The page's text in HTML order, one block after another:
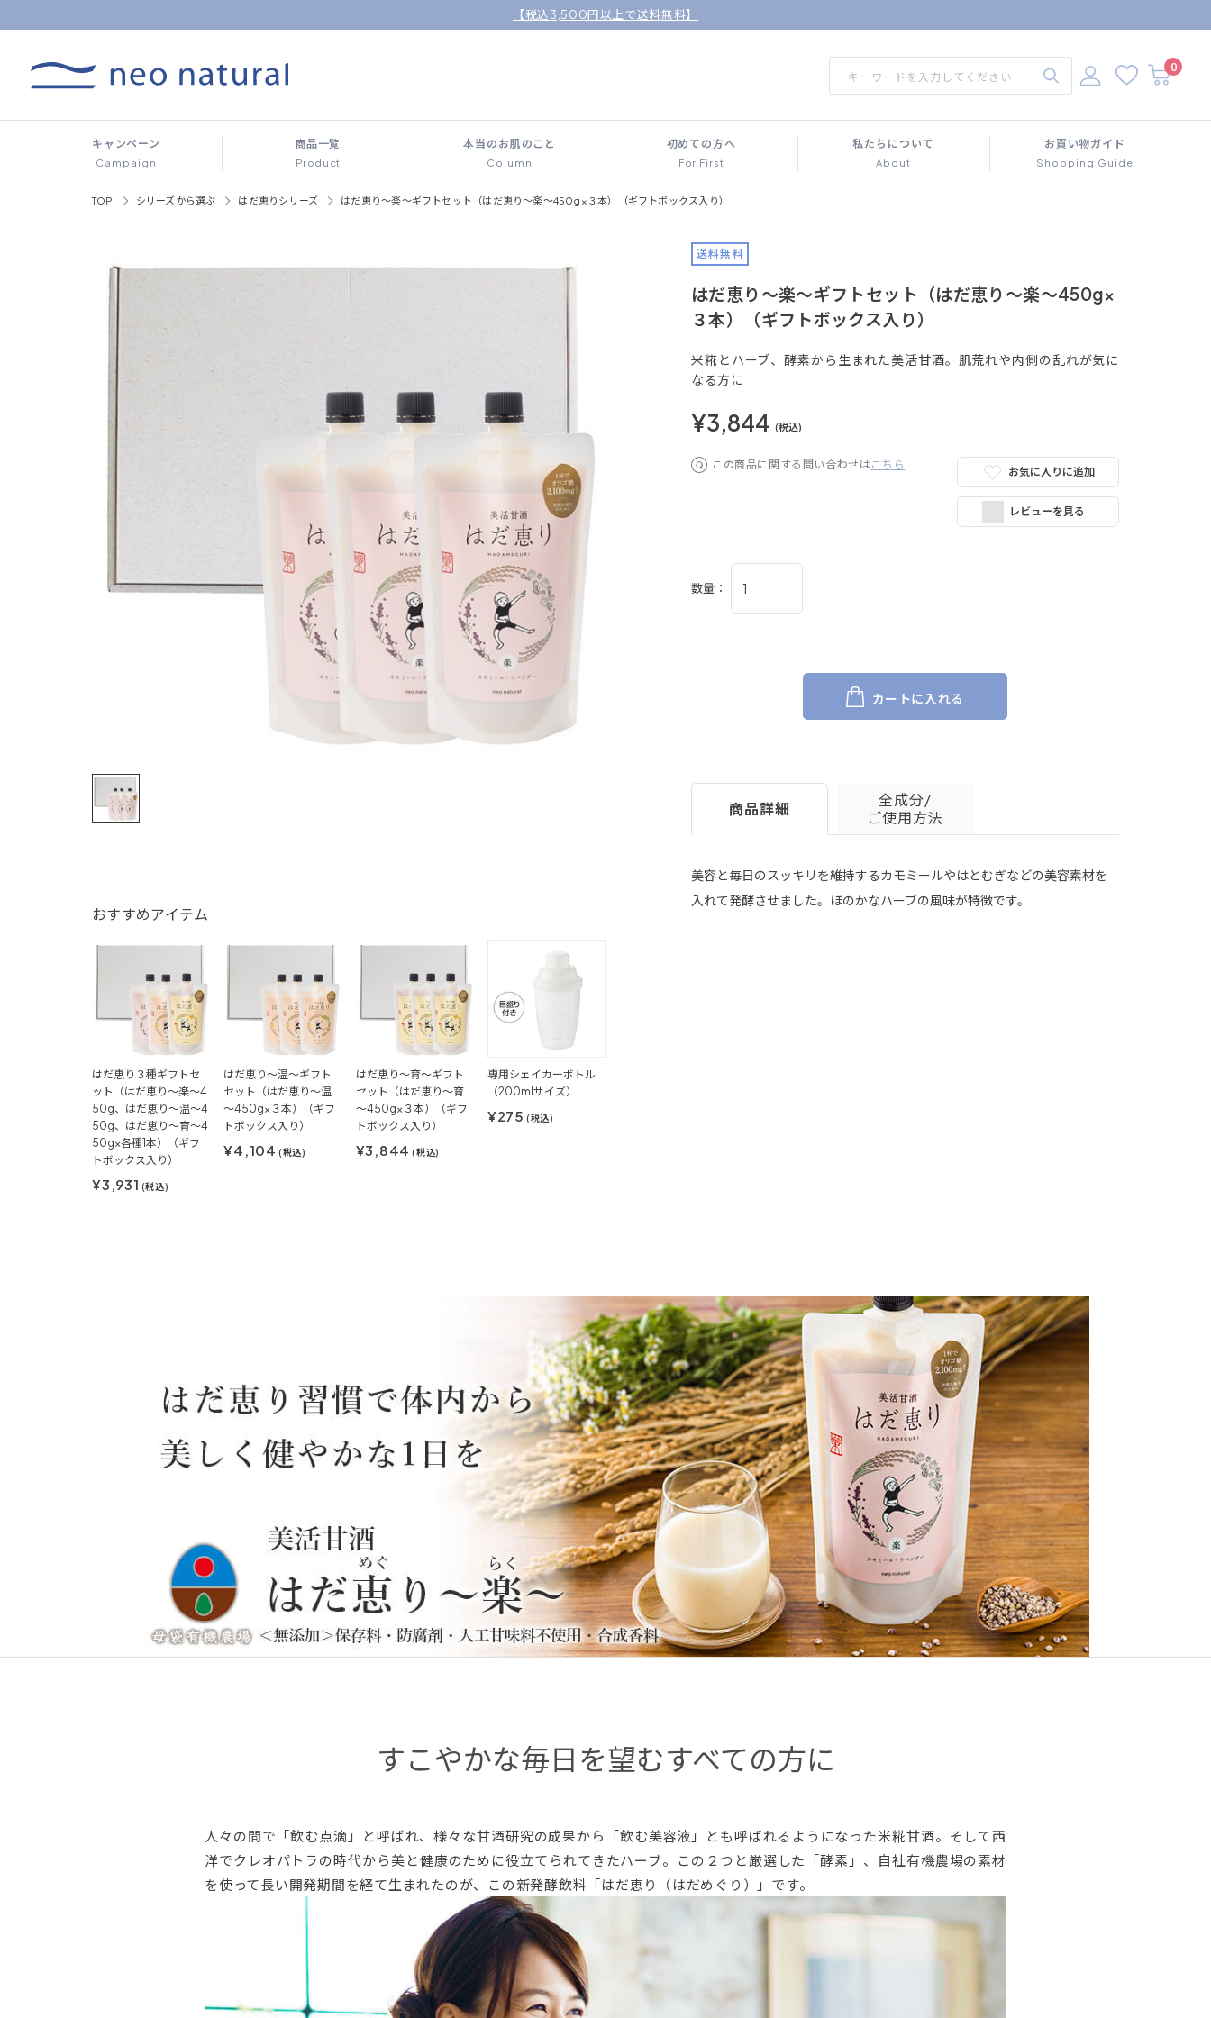
【税込3,500円以上で送料無料】
0
キャンペーン
Campaign
商品一覧
Product
本当のお肌のこと
Column
初めての方へ
For First
私たちについて
About
お買い物ガイド
Shopping Guide
TOP シリーズから選ぶ はだ恵りシリーズ はだ恵り～楽～ギフトセット（はだ恵り～楽～450g×３本）（ギフトボックス入り）
おすすめアイテム
はだ恵り３種ギフトセ
ット（はだ恵り～楽～4
50g、はだ恵り～温～4
50g、はだ恵り～育～4
50g×各種1本）（ギフ
トボックス入り）
¥3,931 (税込)
はだ恵り～温～ギフト
セット（はだ恵り～温
～450g×３本）（ギフ
トボックス入り）
¥4,104 (税込)
はだ恵り～育～ギフト
セット（はだ恵り～育
～450g×３本）（ギフ
トボックス入り）
¥3,844 (税込)
専用シェイカーボトル
（200mlサイズ）
¥275 (税込)
送料無料
はだ恵り～楽～ギフトセット（はだ恵り～楽～450g×
３本）（ギフトボックス入り）
米糀とハーブ、酵素から生まれた美活甘酒。肌荒れや内側の乱れが気に
なる方に
¥3,844 (税込)
この商品に関する問い合わせは こちら
お気に入りに追加
レビューを見る
数量：
カートに入れる
商品詳細
全成分/
ご使用方法
美容と毎日のスッキリを維持するカモミールやはとむぎなどの美容素材を
入れて発酵させました。ほのかなハーブの風味が特徴です。
すこやかな毎日を望むすべての方に
人々の間で「飲む点滴」と呼ばれ、様々な甘酒研究の成果から「飲む美容液」とも呼ばれるようになった米糀甘酒。そして西
洋でクレオパトラの時代から美と健康のために役立てられてきたハーブ。この２つと厳選した「酵素」、自社有機農場の素材
を使って長い開発期間を経て生まれたのが、この新発酵飲料「はだ恵り（はだめぐり）」です。